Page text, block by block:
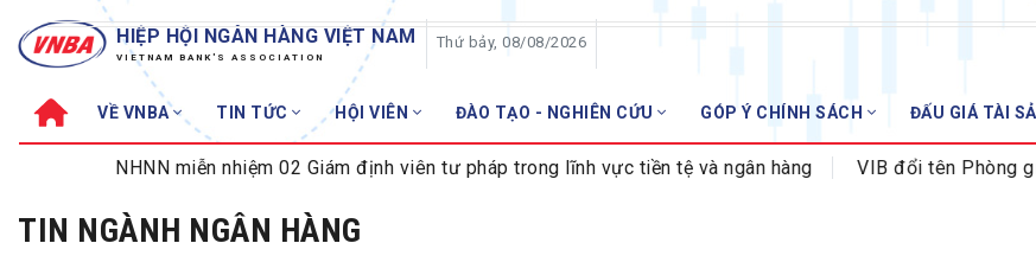
HIỆP HỘI NGÂN HÀNG VIỆT NAM
VIETNAM BANK'S ASSOCIATION
Thứ bảy, 08/08/2026
VỀ VNBA TIN TỨC HỘI VIÊN ĐÀO TẠO - NGHIÊN CỨU GÓP Ý CHÍNH SÁCH ĐẤU GIÁ TÀI
Sơ đồ tổ chức
HỘI VIÊN
NHNN miễn nhiệm 02 Giám định viên tư pháp trong lĩnh vực tiền tệ và ngân hàng VIB đổi tên Phòng
TIN NGÀNH NGÂN HÀNG